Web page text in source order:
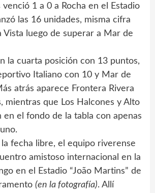
venció 1 a 0 a Rocha en el Estadio
las 16 unidades, misma cifra
Vista luego de superar a Mar de
la cuarta posición con 13 puntos,
Italiano con 10 y Mar de
atrás aparece Frontera Rivera
mientras que Los Halcones y Alto
en el fondo de la tabla con apenas
fecha libre, el equipo riverense
amistoso internacional en la
en el Estadio “João Martins” de
(en la fotografía). Allí